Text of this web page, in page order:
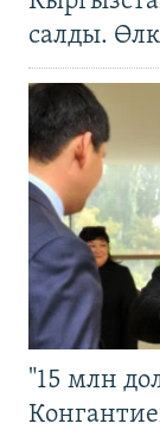
салды.
"15 млн